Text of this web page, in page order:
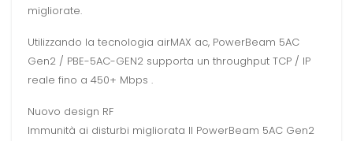
migliorate.
Utilizzando la tecnologia airMAX ac, PowerBeam 5AC
Gen2 / PBE-5AC-GEN2 supporta un throughput TCP / IP
reale fino a 450+ Mbps .
Nuovo design RF
Immunità ai disturbi migliorata Il PowerBeam 5AC Gen2